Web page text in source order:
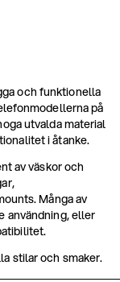
och funktionella
på
utvalda material
i åtanke.
av väskor och
Många av
användning, eller
stilar och smaker.